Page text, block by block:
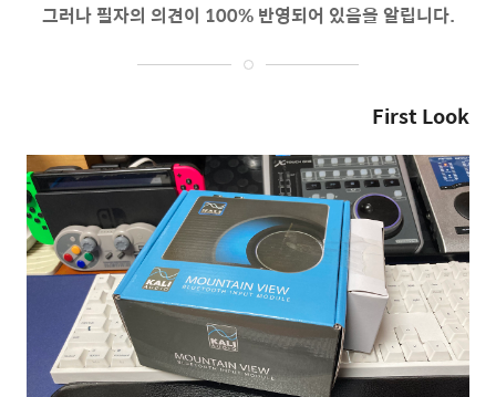
그러나 필자의 의견이 100% 반영되어 있음을 알립니다.
First Look